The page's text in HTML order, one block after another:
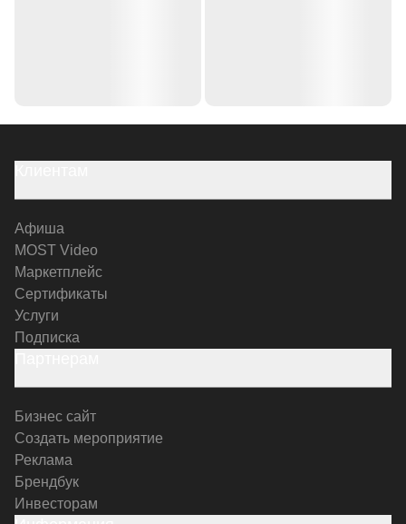
Афиша
MOST Video
Маркетплейс
Сертификаты
Услуги
Подписка
Бизнес сайт
Создать мероприятие
Реклама
Брендбук
Инвесторам